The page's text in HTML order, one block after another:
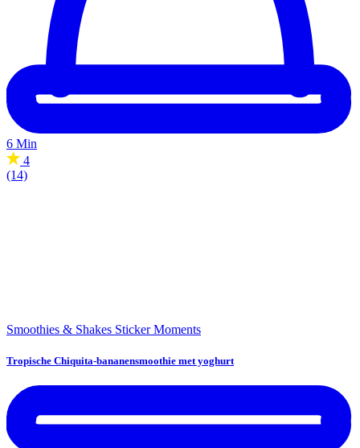
6 Min
4
(14)
Smoothies & Shakes Sticker Moments
Tropische Chiquita-bananensmoothie met yoghurt